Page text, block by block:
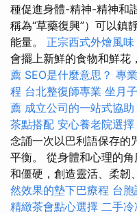
種促進身體-精神-精神和
稱為“草藥復興”）可以鎮
能量。 正宗西式外燴風味
會擺上新鮮的食物和鮮花
薦 SEO是什麼意思？ 專
程 台北整復師專業 坐月
薦 成立公司的一站式協助
茶點搭配 安心養老院選擇
念誦一次以巴利語保存的
平衡。 從身體和心理的
和僵硬，創造靈活、柔韌
然效果的墊下巴療程 台
精緻茶會點心選擇 二手